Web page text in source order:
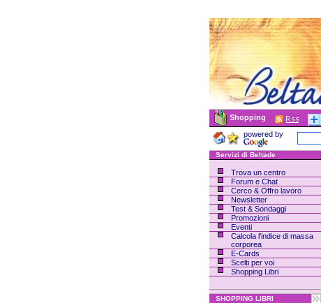
Shopping
powered by
Servizi di Beltade
Trova un centro
Forum e Chat
Cerco & Offro lavoro
Newsletter
Test & Sondaggi
Promozioni
Eventi
Calcola l'indice di massa
corporea
E-Cards
Scelti per voi
Shopping Libri
SHOPPING LIBRI